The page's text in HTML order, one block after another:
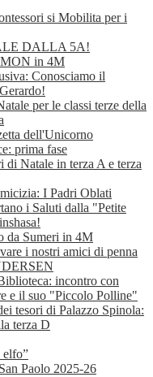
si Mobilita per i
DALLA 5A!
in 4M
Conosciamo il
per le classi terze della
dell'Unicorno
prima fase
di Natale in terza A e terza
I Padri Oblati
i Saluti dalla "Petite
da Sumeri in 4M
i nostri amici di penna
incontro con
e il suo "Piccolo Polline"
tesori di Palazzo Spinola:
terza D
elfo”
Paolo 2025-26